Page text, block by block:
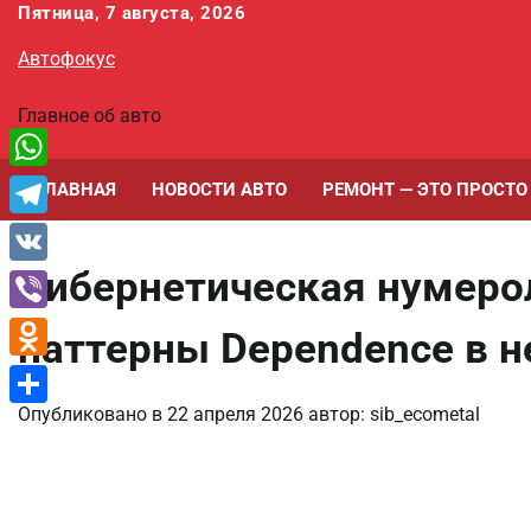
Перейти
содержимому
Пятница, 7 августа, 2026
Автофокус
Главное об авто
ГЛАВНАЯ НОВОСТИ АВТО РЕМОНТ — ЭТО ПРОСТО
Кибернетическая
паттерны Dependence в
Опубликовано в 22 апреля 2026 автор: sib_ecometal
WhatsApp
Telegram
VK
Viber
Odnoklassniki
Отправить